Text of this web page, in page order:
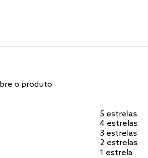
o produto
5 estrelas
4 estrelas
3 estrelas
2 estrelas
1 estrela